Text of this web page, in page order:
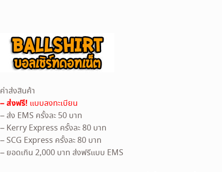
ค่าส่งสินค้า
– ส่งฟรี! แบบลงทะเบียน
– ส่ง EMS ครั้งละ 50 บาท
– Kerry Express ครั้งละ 80 บาท
– SCG Express ครั้งละ 80 บาท
– ยอดเกิน 2,000 บาท ส่งฟรีแบบ EMS